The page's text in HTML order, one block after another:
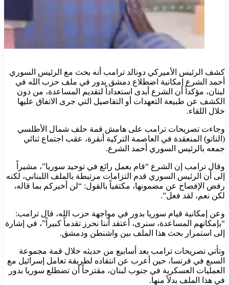
كشف الرئيس الأميركي دونالد ترامب أنه بحث مع الرئيس السوري
أحمد الشرع إمكانية اضطلاع دمشق بدور في ملف حزب الله في
لبنان، مؤكداً أن الشرع أبدى استعداداً لتقديم المساعدة، من دون
الكشف عن طبيعة التعهدات أو التفاصيل التي جرى الاتفاق عليها
خلال اللقاء.
وجاءت تصريحات ترامب على هامش قمة حلف شمال الأطلسي
(الناتو) المنعقدة في العاصمة التركية أنقرة، عقب اجتماع ثنائي
جمعه بالرئيس السوري أحمد الشرع.
وقال ترامب إن الشرع “قام بعمل رائع في توحيد سوريا”، مشيراً
إلى أن الرئيس السوري قدم التزامات مرتبطة بالملف اللبناني، لكنه
رفض الإفصاح عن مضمونها، مكتفياً بالقول: “لن أخبركم بما قاله،
لكن نعم، لقد فعل”.
وعن إمكانية قيام سوريا بدور في مواجهة حزب الله، قال ترامب:
“بإمكانهم المساعدة، سنرى، أعتقد أننا نحرز تقدماً كبيراً”، في إشارة
إلى استمرار بحث هذا الملف بين واشنطن ودمشق.
وتأتي تصريحات ترامب بعد أسابيع من حديثه خلال قمة مجموعة
السبع في فرنسا، حين أعرب عن انتقاده لطريقة تعامل إسرائيل مع
العمليات العسكرية في جنوب لبنان، مقترحاً أن تضطلع سوريا بدور
في هذا الملف بدلاً منها.